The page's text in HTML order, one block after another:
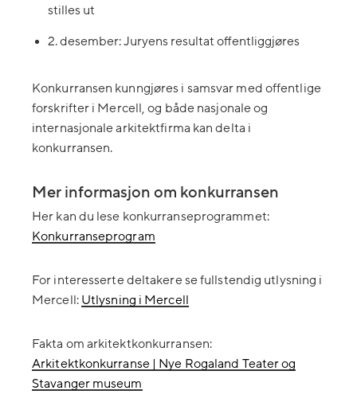
stilles ut
2. desember: Juryens resultat offentliggjøres
Konkurransen kunngjøres i samsvar med offentlige
forskrifter i Mercell, og både nasjonale og
internasjonale arkitektfirma kan delta i
konkurransen.
Mer informasjon om konkurransen
Her kan du lese konkurranseprogrammet:
Konkurranseprogram
For interesserte deltakere se fullstendig utlysning i
Mercell: Utlysning i Mercell
Fakta om arkitektkonkurransen:
Arkitektkonkurranse | Nye Rogaland Teater og
Stavanger museum